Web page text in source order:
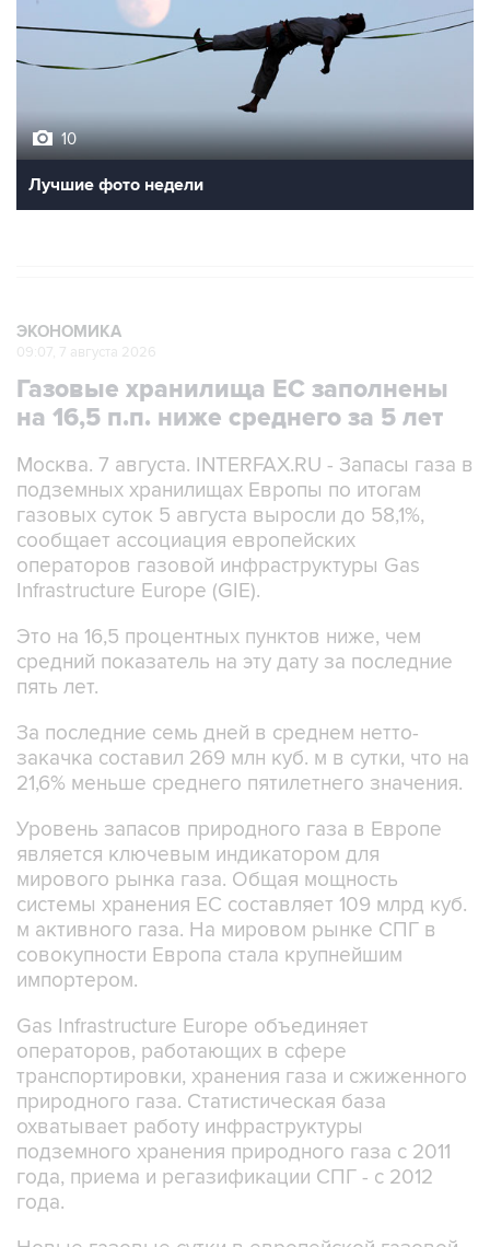
10
Лучшие фото недели
ЭКОНОМИКА
09:07, 7 августа 2026
Газовые хранилища ЕС заполнены
на 16,5 п.п. ниже среднего за 5 лет
Москва. 7 августа. INTERFAX.RU - Запасы газа в
подземных хранилищах Европы по итогам
газовых суток 5 августа выросли до 58,1%,
сообщает ассоциация европейских
операторов газовой инфраструктуры Gas
Infrastructure Europe (GIE).
Это на 16,5 процентных пунктов ниже, чем
средний показатель на эту дату за последние
пять лет.
За последние семь дней в среднем нетто-
закачка составил 269 млн куб. м в сутки, что на
21,6% меньше среднего пятилетнего значения.
Уровень запасов природного газа в Европе
является ключевым индикатором для
мирового рынка газа. Общая мощность
системы хранения ЕС составляет 109 млрд куб.
м активного газа. На мировом рынке СПГ в
совокупности Европа стала крупнейшим
импортером.
Gas Infrastructure Europe объединяет
операторов, работающих в сфере
транспортировки, хранения газа и сжиженного
природного газа. Статистическая база
охватывает работу инфраструктуры
подземного хранения природного газа с 2011
года, приема и регазификации СПГ - с 2012
года.